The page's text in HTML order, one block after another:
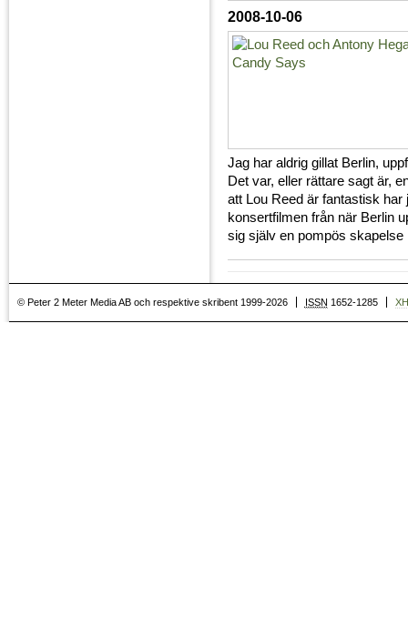
2008-10-06
Jag har aldrig gillat Berlin,
Det var, eller rättare sagt är,
att Lou Reed är fantastisk
konsertfilmen från när Berlin
sig själv en pompös
© Peter 2 Meter Media AB och respektive skribent 1999-2026 ISSN 1652-1285